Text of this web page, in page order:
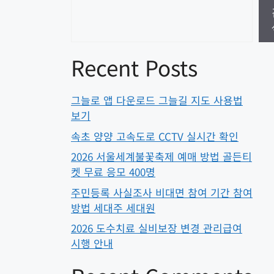
Recent Posts
그늘로 앱 다운로드 그늘길 지도 사용법
보기
속초 양양 고속도로 CCTV 실시간 확인
2026 서울세계불꽃축제 예매 방법 골든티
켓 무료 응모 400명
주민등록 사실조사 비대면 참여 기간 참여
방법 세대주 세대원
2026 도수치료 실비보장 변경 관리급여
시행 안내